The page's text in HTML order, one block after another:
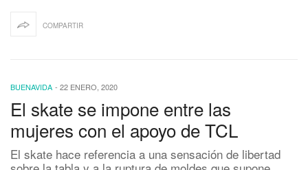
COMPARTIR
BUENAVIDA - 22 ENERO, 2020
El skate se impone entre las
mujeres con el apoyo de TCL
El skate hace referencia a una sensación de libertad